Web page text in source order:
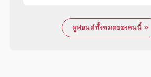
ดูฟอนต์ทั้งหมดของคนนี้ »